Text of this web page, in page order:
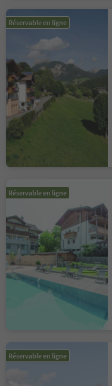
Réservable en ligne
Réservable en ligne
Réservable en ligne